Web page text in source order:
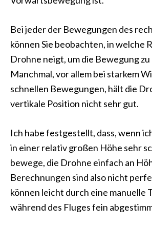
Bei jeder der Bewegungen des
können Sie beobachten, in welche
Drohne neigt, um die Bewegung
Manchmal, vor allem bei starkem
schnellen Bewegungen, hält die
vertikale Position nicht sehr gut.
Ich habe festgestellt, dass, wenn
in einer relativ großen Höhe sehr
bewege, die Drohne einfach an
Berechnungen sind also nicht
können leicht durch eine manuelle
während des Fluges fein